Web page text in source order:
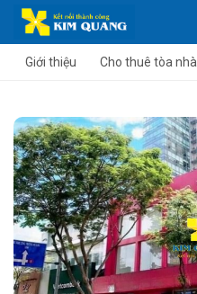
Giới thiệu Cho thuê tòa nhà